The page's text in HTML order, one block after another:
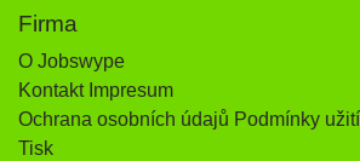
Firma
O Jobswype
Kontakt Impresum
Ochrana osobních údajů Podmínky užití
Tisk